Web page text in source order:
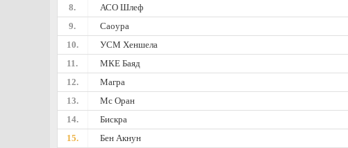
8.
АСО Шлеф
9.
Саоура
10.
УСМ Хеншела
11.
МКЕ Баяд
12.
Магра
13.
Мс Оран
14.
Бискра
15.
Бен Акнун